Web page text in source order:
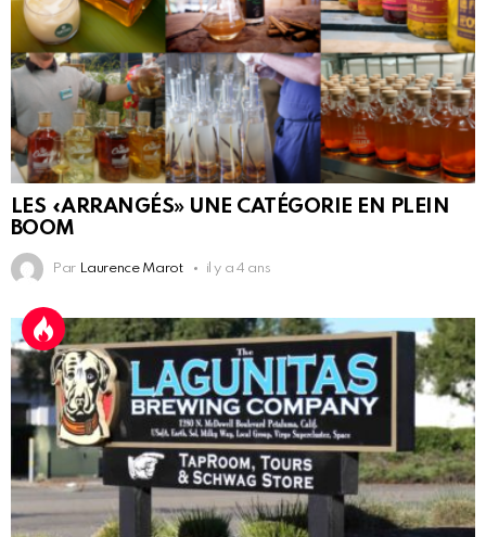
LES «ARRANGÉS» UNE CATÉGORIE EN PLEIN
BOOM
Par Laurence Marot il y a 4 ans